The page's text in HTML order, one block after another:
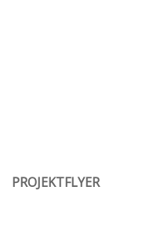
PROJEKTFLYER